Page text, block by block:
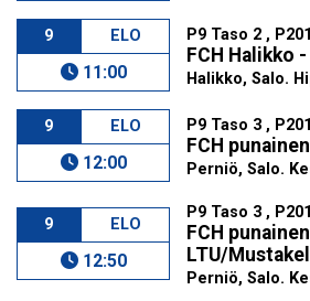
9 ELO
11:00
P9 Taso 2 ,
FCH Halikko
Halikko, Salo.
9 ELO
12:00
P9 Taso 3 ,
FCH
Perniö, Salo.
9 ELO
12:50
P9 Taso 3 ,
FCH
LTU/
Perniö, Salo.